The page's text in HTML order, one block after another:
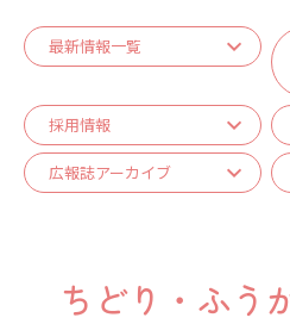
最新情報一覧
採用情報
広報誌アーカイブ
ちどり・ふう